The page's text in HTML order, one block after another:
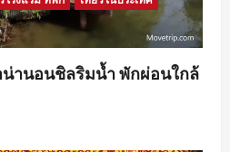
านอนชิลริมน้ำ พักผ่อนใกล้